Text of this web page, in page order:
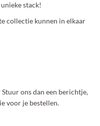
stack!
collectie kunnen in elkaar
ons dan een berichtje,
voor je bestellen.